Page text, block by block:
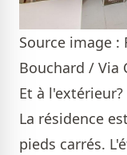
Source image :
Bouchard / Via
Et à l'extérieur?
La résidence
pieds carrés.